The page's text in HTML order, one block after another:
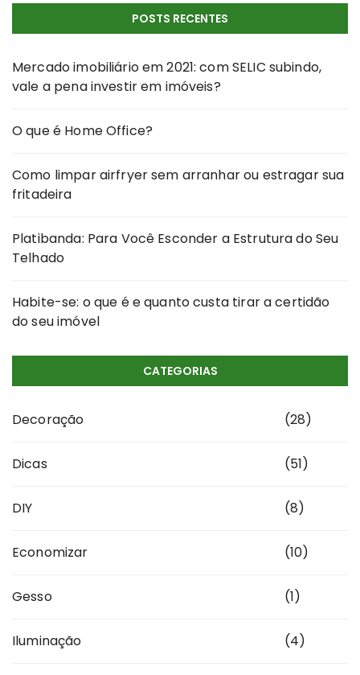
POSTS RECENTES
Mercado imobiliário em 2021: com SELIC subindo,
vale a pena investir em imóveis?
O que é Home Office?
Como limpar airfryer sem arranhar ou estragar sua
fritadeira
Platibanda: Para Você Esconder a Estrutura do Seu
Telhado
Habite-se: o que é e quanto custa tirar a certidão
do seu imóvel
CATEGORIAS
Decoração (28)
Dicas (51)
DIY (8)
Economizar (10)
Gesso (1)
Iluminação (4)